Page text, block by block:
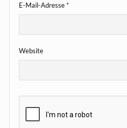
E-Mail-Adresse*
Website